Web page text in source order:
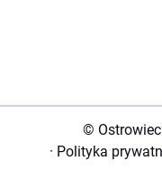
©
· Polityka